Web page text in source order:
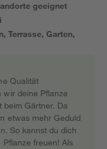
geeignet
Terrasse, Garten,
Qualität
wir deine Pflanze
Gärtner. Da
etwas mehr Geduld
So kannst du dich
freuen! Als